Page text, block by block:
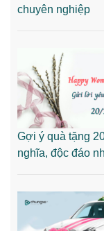
chuyên nghiệp
Gợi ý quà tặng
nghĩa, độc đáo